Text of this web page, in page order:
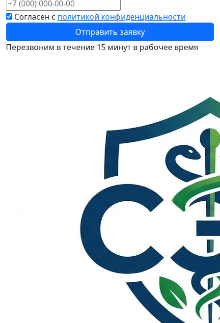
Согласен с политикой конфиденциальности
Отправить заявку
Перезвоним в течение 15 минут в рабочее время